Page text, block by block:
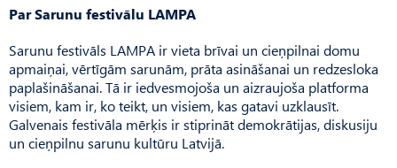
Par Sarunu festivālu LAMPA
Sarunu festivāls LAMPA ir vieta brīvai un cieņpilnai domu
apmaiņai, vērtīgām sarunām, prāta asināšanai un redzesloka
paplašināšanai. Tā ir iedvesmojoša un aizraujoša platforma
visiem, kam ir, ko teikt, un visiem, kas gatavi uzklausīt.
Galvenais festivāla mērķis ir stiprināt demokrātijas, diskusiju
un cieņpilnu sarunu kultūru Latvijā.